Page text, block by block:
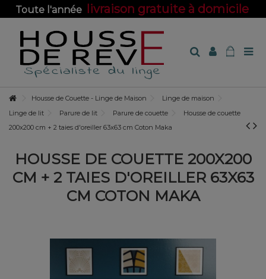
Toute l'année livraison gratuite à domicile
Housse de Couette - Linge de Maison
Linge de maison
Linge de lit
Parure de lit Parure de couette
Housse de couette
200x200 cm + 2 taies d'oreiller 63x63 cm Coton Maka
HOUSSE DE COUETTE 200X200
CM + 2 TAIES D'OREILLER 63X63
CM COTON MAKA